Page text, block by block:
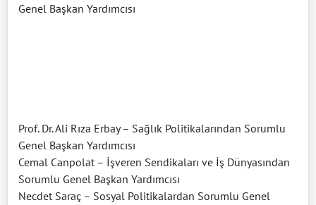
Genel Başkan Yardımcısı
Prof. Dr. Ali Rıza Erbay – Sağlık Politikalarından Sorumlu
Genel Başkan Yardımcısı
Cemal Canpolat – İşveren Sendikaları ve İş Dünyasından
Sorumlu Genel Başkan Yardımcısı
Necdet Saraç – Sosyal Politikalardan Sorumlu Genel